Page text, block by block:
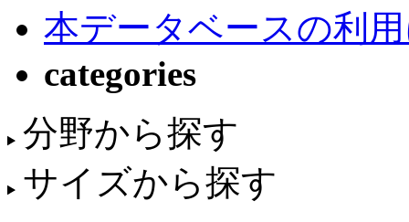
本データベースの利
categories
分野から探す
サイズから探す